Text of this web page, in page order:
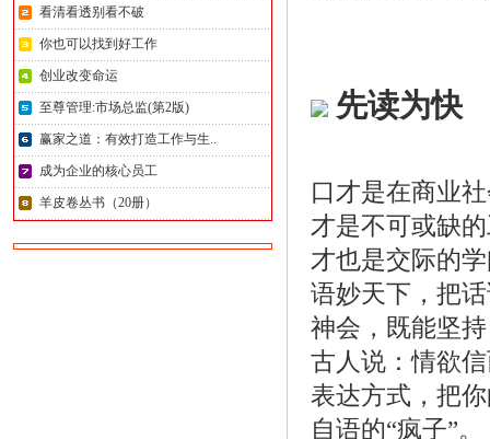
看清看透别看不破
你也可以找到好工作
创业改变命运
至尊管理:市场总监(第2版)
赢家之道：有效打造工作与生..
成为企业的核心员工
羊皮卷丛书（20册）
先读为快
口才是在商业
才是不可或缺
才也是交际的
语妙天下，把
神会，既能坚
古人说：情欲
表达方式，把
自语的“疯子”。